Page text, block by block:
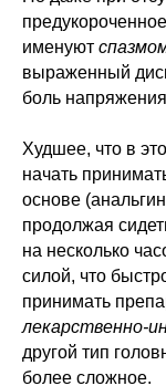
именуют
выраженный
боль
Худшее, что в
начать
основе
продолжая
на несколько
силой, что
принимать
лекарственно-
другой тип
более сложное.